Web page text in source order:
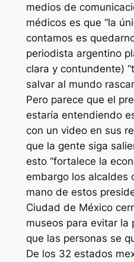
medios de
médicos es que “la
contamos es
periodista argentino
clara y contundente)
salvar al mundo
Pero parece que el
estaría entendiendo
con un video en sus
que la gente siga
esto “fortalece la
embargo los alcaldes
mano de estos
Ciudad de México
museos para evitar la
que las personas se
De los 32 estados